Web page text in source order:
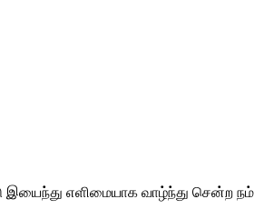
எளிமையாக வாழ்ந்து சென்ற நம்